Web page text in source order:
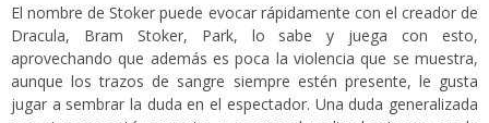
El nombre de Stoker puede evocar rápidamente con el creador de
Dracula, Bram Stoker, Park, lo sabe y juega con esto,
aprovechando que además es poca la violencia que se muestra,
aunque los trazos de sangre siempre estén presente, le gusta
jugar a sembrar la duda en el espectador. Una duda generalizada